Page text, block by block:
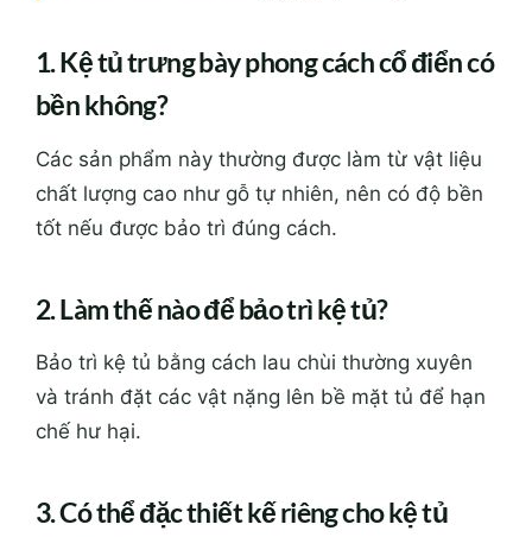
1. Kệ tủ trưng bày phong cách cổ điển có
bền không?
Các sản phẩm này thường được làm từ vật liệu
chất lượng cao như gỗ tự nhiên, nên có độ bền
tốt nếu được bảo trì đúng cách.
2. Làm thế nào để bảo trì kệ tủ?
Bảo trì kệ tủ bằng cách lau chùi thường xuyên
và tránh đặt các vật nặng lên bề mặt tủ để hạn
chế hư hại.
3. Có thể đặc thiết kế riêng cho kệ tủ